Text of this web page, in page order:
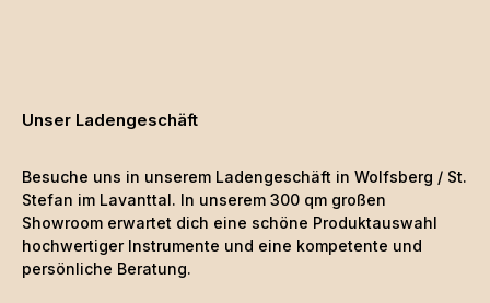
Unser Ladengeschäft
Besuche uns in unserem Ladengeschäft in Wolfsberg / St.
Stefan im Lavanttal. In unserem 300 qm großen
Showroom erwartet dich eine schöne Produktauswahl
hochwertiger Instrumente und eine kompetente und
persönliche Beratung.